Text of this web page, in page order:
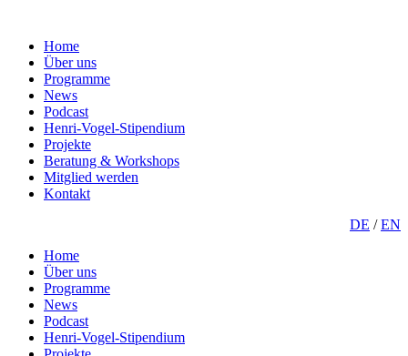
Home
Über uns
Programme
News
Podcast
Henri-Vogel-Stipendium
Projekte
Beratung & Workshops
Mitglied werden
Kontakt
DE /EN
Home
Über uns
Programme
News
Podcast
Henri-Vogel-Stipendium